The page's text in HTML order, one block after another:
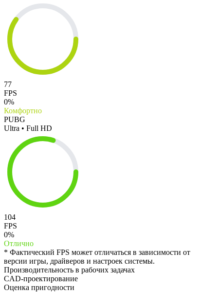
77
FPS
0%
Комфортно
PUBG
Ultra • Full HD
104
FPS
0%
Отлично
* Фактический FPS может отличаться в зависимости от
версии игры, драйверов и настроек системы.
Производительность в рабочих задачах
CAD-проектирование
Оценка пригодности